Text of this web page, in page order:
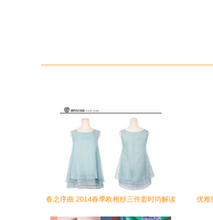
春之序曲 2014春季欧根纱三件套时尚解读
优雅